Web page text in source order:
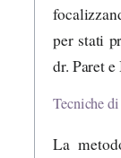
per stati
dr. Paret
Tecniche
La